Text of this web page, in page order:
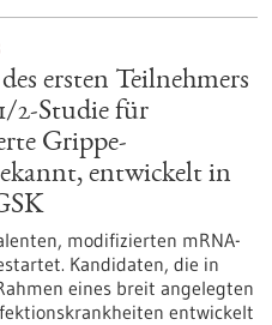
ersten Teilnehmers
2-Studie für
Grippe-
entwickelt in
modifizierten mRNA-
Kandidaten, die in
eines breit angelegten
entwickelt